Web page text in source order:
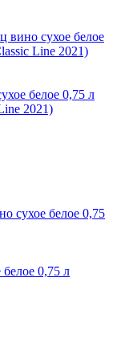
белое 0,75 л
2021)
0,75 л